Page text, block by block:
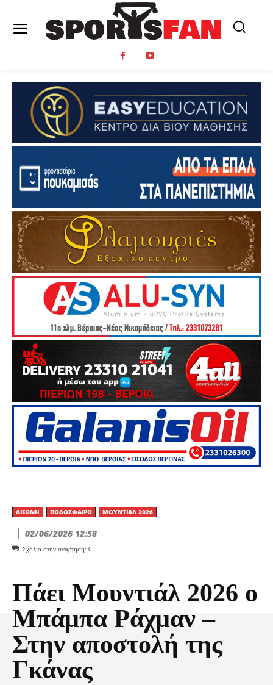
ΔΙΕΘΝΉ ΠΟΔΌΣΦΑΙΡΟ ΜΟΥΝΤΙΆΛ 2026
02/06/2026 12:58
Σχόλια στην ανάρτηση: 0
Πάει Μουντιάλ 2026 ο
Μπάμπα Ράχμαν –
Στην αποστολή της
Γκάνας